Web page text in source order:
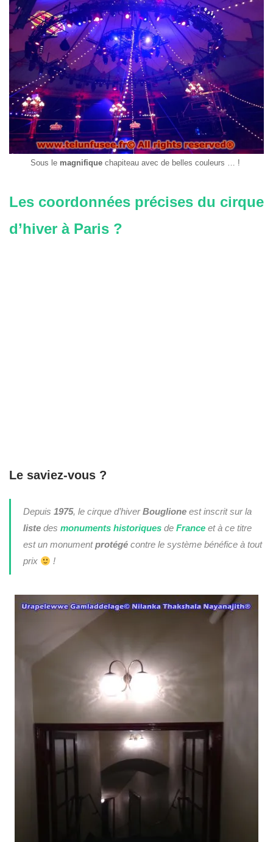
Sous le magnifique chapiteau avec de belles couleurs … !
Les coordonnées précises du cirque
d’hiver à Paris ?
Le saviez-vous ?
Depuis 1975, le cirque d’hiverBouglioneest inscrit sur la
listedes monuments historiques de Franceet à ce titre
est un monumentprotégécontre le système bénéfice à tout
prix
!